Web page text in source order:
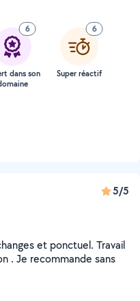
6
dans son
6
Super réactif
5/5
et ponctuel. Travail
. Je recommande sans